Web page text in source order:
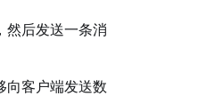
然后发送一条消
向客户端发送数